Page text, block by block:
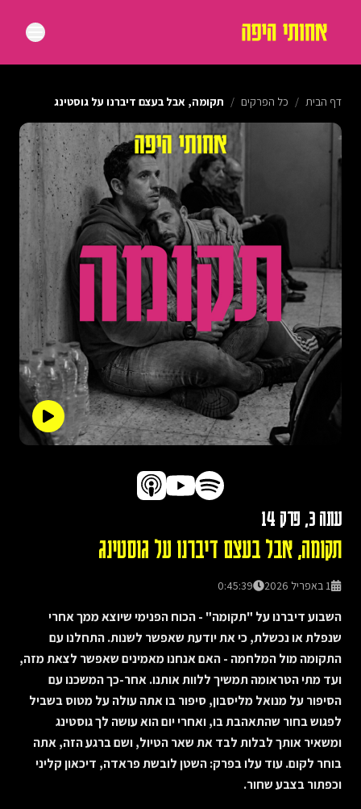
דף הבית / כל הפרקים / תקומה, אבל בעצם דיברנו על גוסטינג
עונה3, פרק 14
תקומה, אבל בעצם דיברנו על גוסטינג
1 באפריל 2026 0:45:39
השבוע דיברנו על "תקומה" - הכוח הפנימי שיוצא ממך אחרי
שנפלת או נכשלת, כי את יודעת שאפשר לשנות. התחלנו עם
התקומה מול המלחמה - האם אנחנו מאמינים שאפשר לצאת מזה,
ועד מתי הטראומה תמשיך ללוות אותנו. אחר-כך המשכנו עם
הסיפור על מנואל מליסבון, סיפור בו אתה עולה על מטוס בשביל
לפגוש בחור שהתאהבת בו, ואחרי יום הוא עושה לך גוסטינג
ומשאיר אותך לבלות לבד את שאר הטיול, ושם ברגע הזה, אתה
בוחר לקום. עוד עלו בפרק: השטן לובשת פראדה, דיכאון קליני
וכפתור בצבע שחור.